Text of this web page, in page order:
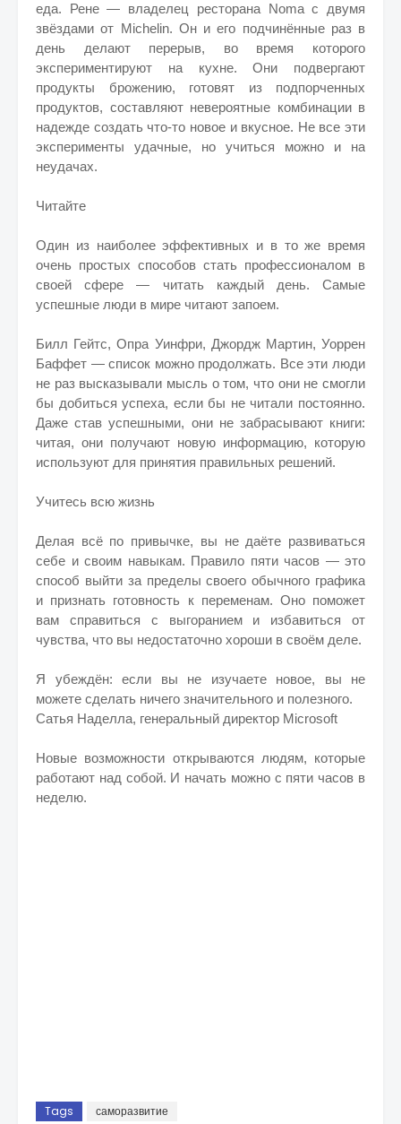
еда. Рене — владелец ресторана Noma с двумя
звёздами от Michelin. Он и его подчинённые раз в
день делают перерыв, во время которого
экспериментируют на кухне. Они подвергают
продукты брожению, готовят из подпорченных
продуктов, составляют невероятные комбинации в
надежде создать что-то новое и вкусное. Не все эти
эксперименты удачные, но учиться можно и на
неудачах.
Читайте
Один из наиболее эффективных и в то же время
очень простых способов стать профессионалом в
своей сфере — читать каждый день. Самые
успешные люди в мире читают запоем.
Билл Гейтс, Опра Уинфри, Джордж Мартин, Уоррен
Баффет — список можно продолжать. Все эти люди
не раз высказывали мысль о том, что они не смогли
бы добиться успеха, если бы не читали постоянно.
Даже став успешными, они не забрасывают книги:
читая, они получают новую информацию, которую
используют для принятия правильных решений.
Учитесь всю жизнь
Делая всё по привычке, вы не даёте развиваться
себе и своим навыкам. Правило пяти часов — это
способ выйти за пределы своего обычного графика
и признать готовность к переменам. Оно поможет
вам справиться с выгоранием и избавиться от
чувства, что вы недостаточно хороши в своём деле.
Я убеждён: если вы не изучаете новое, вы не
можете сделать ничего значительного и полезного.
Сатья Наделла, генеральный директор Microsoft
Новые возможности открываются людям, которые
работают над собой. И начать можно с пяти часов в
неделю.
Tags саморазвитие